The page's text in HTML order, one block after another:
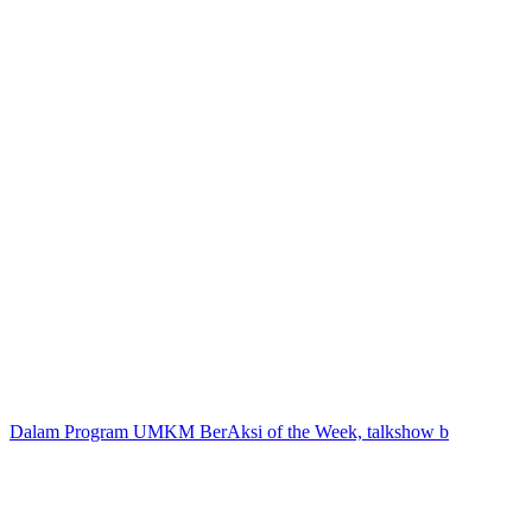
Dalam Program UMKM BerAksi of the Week, talkshow b